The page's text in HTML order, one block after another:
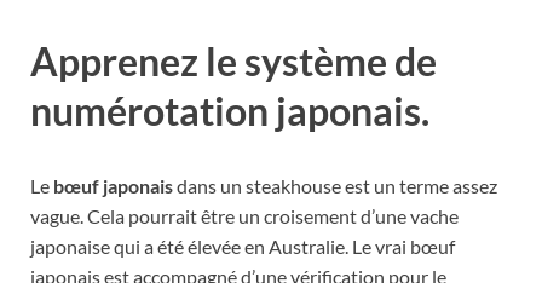
Apprenez le système de
numérotation japonais.
Le bœuf japonaisdans un steakhouse est un terme assez
vague. Cela pourrait être un croisement d’une vache
japonaise qui a été élevée en Australie. Le vrai bœuf
japonais est accompagné d’une vérification pour le